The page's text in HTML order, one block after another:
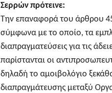
Σερρών πρότεινε:
Την επαναφορά του άρθρου
σύμφωνα με το οποίο, τα
διαπραγματεύσεις για τις
παρίστανται οι
δηλαδή το αμοιβολόγιο
διαπραγμάτευσης μεταξύ